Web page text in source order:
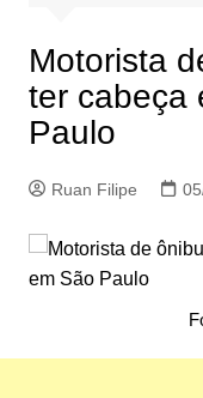
Motorista
ter cabeça
Paulo
Ruan Filipe